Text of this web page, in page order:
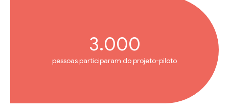
3.000
pessoas participaram do projeto-piloto